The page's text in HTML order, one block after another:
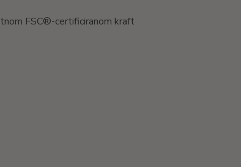
FSC®-certificiranom kraft